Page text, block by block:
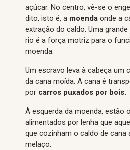
açúcar. No centro, vê-se o
dito, isto é, a moenda onde a
extração do caldo. Uma grande
rio é a força motriz para o
moenda.
Um escravo leva à cabeça um
da cana moída. A cana é
por carros puxados por bois.
À esquerda da moenda, estão
alimentados por lenha que
que cozinham o caldo de cana
melaço.